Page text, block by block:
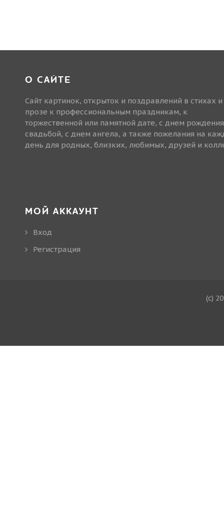
О САЙТЕ
Сайт картинок, открыток и поздравлений в стихах и
прозе к профессиональным праздникам, к
торжественной или памятной дате, с днем
свадьбой, с днем ангела, а также пожелания на
день для родных, близких, любимых, друзей и
МОЙ АККАУНТ
Вход
Регистрация
(c)